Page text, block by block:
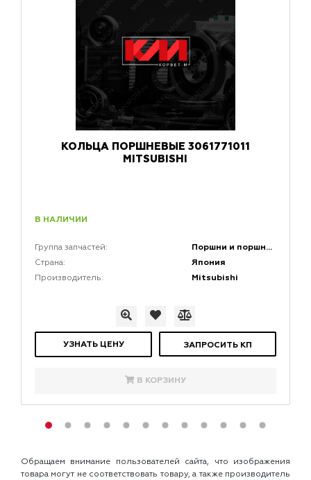
КОЛЬЦА ПОРШНЕВЫЕ 3061771011
MITSUBISHI
В НАЛИЧИИ
Группа запчастей: Поршни и поршневая группа двигателей
Страна: Япония
Производитель: Mitsubishi
УЗНАТЬ ЦЕНУ ЗАПРОСИТЬ КП
В КОРЗИНУ
Обращаем внимание пользователей сайта, что изображения
товара могут не соответствовать товару, а также производитель